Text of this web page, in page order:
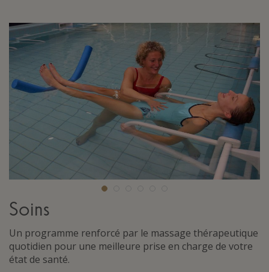
Soins
Un programme renforcé par le massage thérapeutique
quotidien pour une meilleure prise en charge de votre
état de santé.